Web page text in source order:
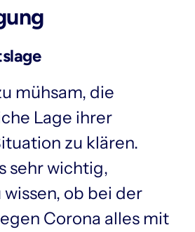
mühsam, die
Lage ihrer
zu klären.
sehr wichtig,
ob bei der
Corona alles mit